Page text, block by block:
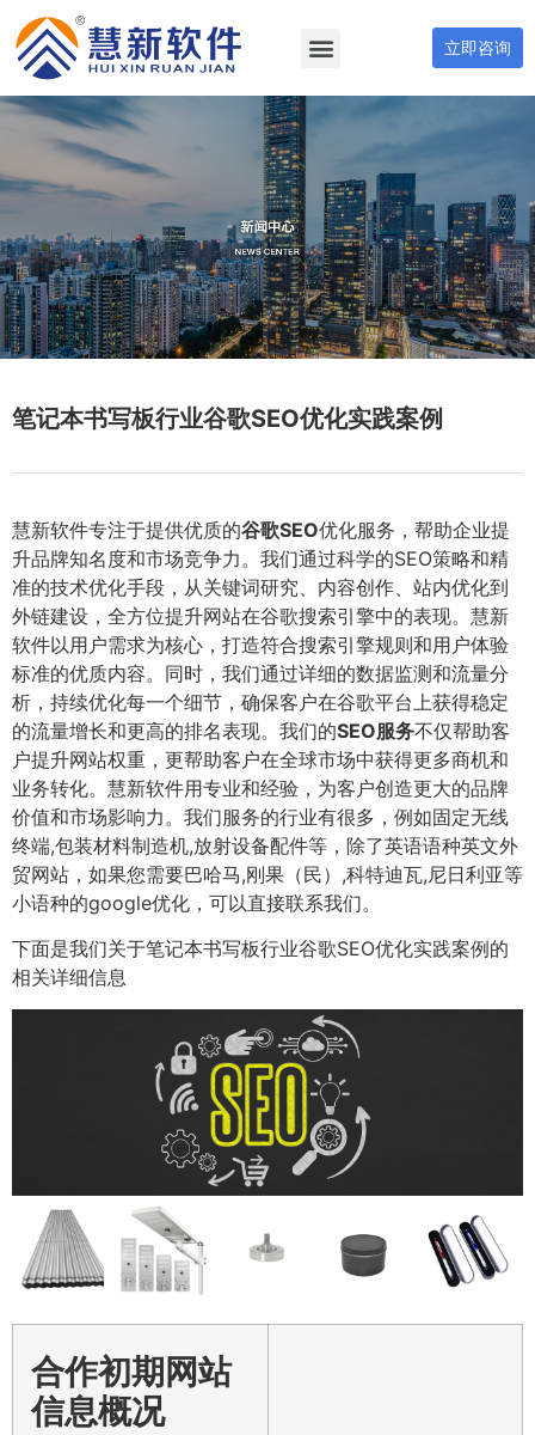
立即咨询
笔记本书写板行业谷歌SEO优化实践案例
慧新软件专注于提供优质的谷歌SEO优化服务，帮助企业提
升品牌知名度和市场竞争力。我们通过科学的SEO策略和精
准的技术优化手段，从关键词研究、内容创作、站内优化到
外链建设，全方位提升网站在谷歌搜索引擎中的表现。慧新
软件以用户需求为核心，打造符合搜索引擎规则和用户体验
标准的优质内容。同时，我们通过详细的数据监测和流量分
析，持续优化每一个细节，确保客户在谷歌平台上获得稳定
的流量增长和更高的排名表现。我们的SEO服务不仅帮助客
户提升网站权重，更帮助客户在全球市场中获得更多商机和
业务转化。慧新软件用专业和经验，为客户创造更大的品牌
价值和市场影响力。我们服务的行业有很多，例如固定无线
终端,包装材料制造机,放射设备配件等，除了英语语种英文外
贸网站，如果您需要巴哈马,刚果（民）,科特迪瓦,尼日利亚等
小语种的google优化，可以直接联系我们。
下面是我们关于笔记本书写板行业谷歌SEO优化实践案例的
相关详细信息
合作初期网站
信息概况